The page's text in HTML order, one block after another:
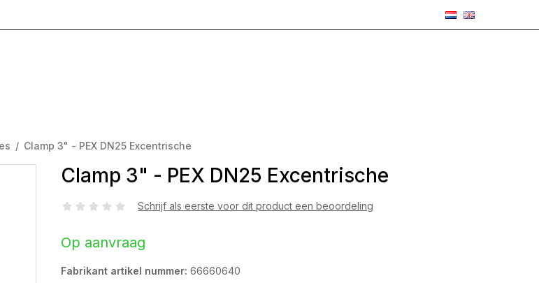
/ Clamp 3" - PEX DN25 Excentrische
Clamp 3" - PEX DN25 Excentrische
Schrijf als eerste voor dit product een beoordeling
Op aanvraag
Fabrikant artikel nummer: 66660640